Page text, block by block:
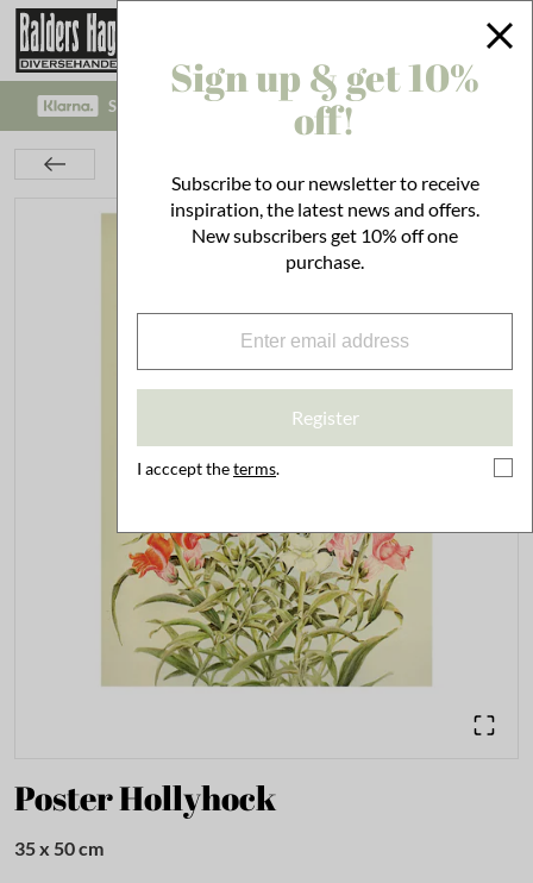
SAFE PAYMENT WITH KLARNA CHECKOUT!
Poster Hollyhock
35 x 50 cm
Sign up & get 10%
off!
Subscribe to our newsletter to receive
inspiration, the latest news and offers.
New subscribers get 10% off one
purchase.
Register
I acccept theterms.